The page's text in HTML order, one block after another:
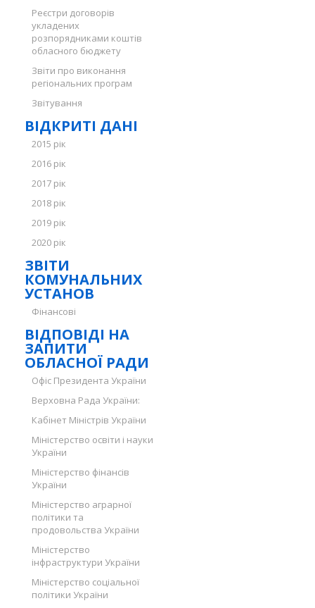
Реєстри договорів
укладених
розпорядниками коштів
обласного бюджету
Звіти про виконання
регіональних програм
Звітування
ВІДКРИТІ ДАНІ
2015 рік
2016 рік
2017 рік
2018 рік
2019 рік
2020 рік
ЗВІТИ
КОМУНАЛЬНИХ
УСТАНОВ
Фінансові
ВІДПОВІДІ НА
ЗАПИТИ
ОБЛАСНОЇ РАДИ
Офіс Президента України
Верховна Рада України:
Кабінет Міністрів України
Міністерство освіти і науки
України
Міністерство фінансів
України
Міністерство аграрної
політики та
продовольства України
Міністерство
інфраструктури України
Міністерство соціальної
політики України